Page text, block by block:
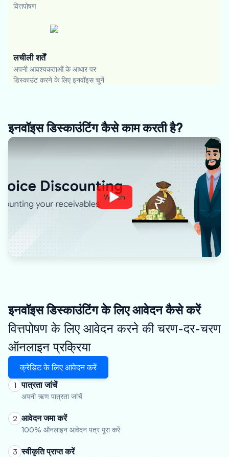
वित्तपोषण
लचीली शर्तें
अपनी आवश्यकताओं के आधार पर
डिस्काउंट करने के लिए इनवॉइस चुनें
इनवॉइस डिस्काउंटिंग कैसे काम करती है?
Watch
इनवॉइस डिस्काउंटिंग के लिए आवेदन कैसे करें
वित्तपोषण के लिए आवेदन करने की चरण-दर-चरण
ऑनलाइन प्रक्रिया
क्रेडिट के लिए आवेदन करें
1 पात्रता जांचें
अपनी ऋण पात्रता जांचें
2 आवेदन जमा करें
100% ऑनलाइन आवेदन पत्र पूरा करें
3 स्वीकृति प्राप्त करें